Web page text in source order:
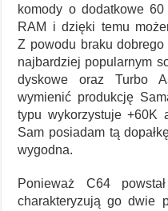
komody o dodatkowe
RAM i dzięki temu
Z powodu braku
najbardziej popularnym
dyskowe oraz Turbo
wymienić produkcję
typu wykorzystuje +60K
Sam posiadam tą
wygodna.
Ponieważ C64
charakteryzują go dwie